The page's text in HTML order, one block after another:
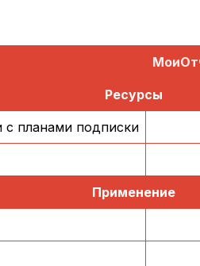
Ресурсы
с планами подписки
Применение